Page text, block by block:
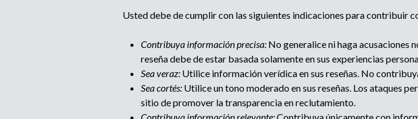
u
Usted debe de cumplir con las siguientes indicaciones para contribuir
Contribuya información precisa: No generalice ni haga acusaciones
reseña debe de estar basada solamente en sus experiencias
Sea veraz: Utilice información verídica en sus reseñas. No
Sea cortés: Utilice un tono moderado en sus reseñas. Los ataques
sitio de promover la transparencia en reclutamiento.